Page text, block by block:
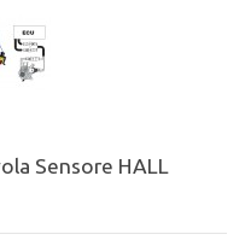
Sensore HALL